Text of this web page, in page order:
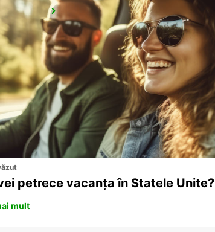
FUNCHAL CITY
FUNCHAL - PORTUGAL
petrece vacanța în Statele Unite?
mult